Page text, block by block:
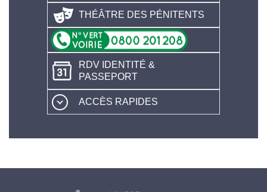
THÉÂTRE DES PÉNITENTS
RDV IDENTITÉ &
PASSEPORT
ACCÈS RAPIDES